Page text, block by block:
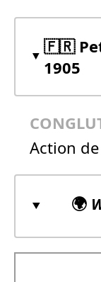
🇫🇷
1905
Action
🌍